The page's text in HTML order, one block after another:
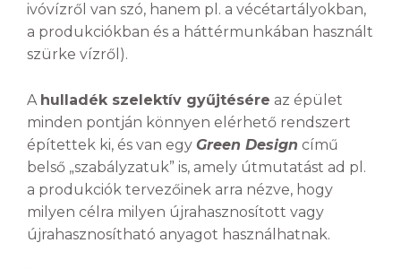
ivóvízről van szó, hanem pl. a vécétartályokban,
a produkciókban és a háttérmunkában használt
szürke vízről).
A hulladék szelektív gyűjtésére az épület
minden pontján könnyen elérhető rendszert
építettek ki, és van egy Green Design című
belső „szabályzatuk” is, amely útmutatást ad pl.
a produkciók tervezőinek arra nézve, hogy
milyen célra milyen újrahasznosított vagy
újrahasznosítható anyagot használhatnak.